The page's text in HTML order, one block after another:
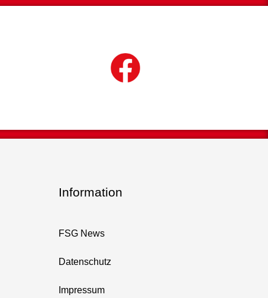
Information
FSG News
Datenschutz
Impressum